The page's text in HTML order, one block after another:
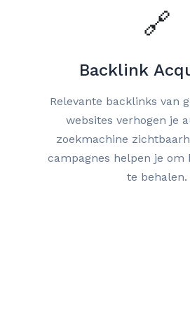
🔗
Backlink
Relevante backlinks van
websites verhogen je
zoekmachine
campagnes helpen je om
te behalen.